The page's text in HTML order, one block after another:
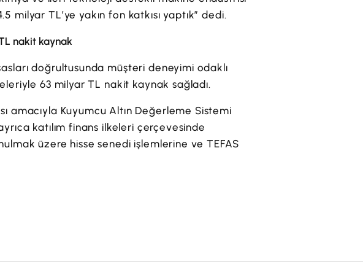
milyar TL’ye yakın fon katkısı yaptık” dedi.
nakit kaynak
doğrultusunda müşteri deneyimi odaklı
63 milyar TL nakit kaynak sağladı.
amacıyla Kuyumcu Altın Değerleme Sistemi
katılım finans ilkeleri çerçevesinde
üzere hisse senedi işlemlerine ve TEFAS